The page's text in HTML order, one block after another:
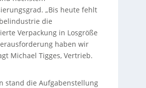
„Bis heute fehlt
die
Verpackung in Losgröße
haben wir
Michael Tigges, Vertrieb.
stand die Aufgabenstellung